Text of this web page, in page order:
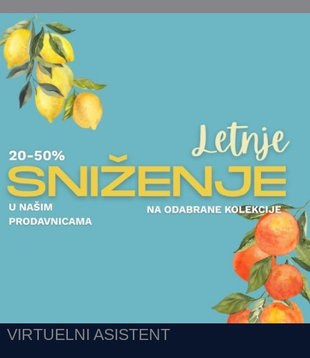
POGLEDAJTE I DRUGE PROIZVODE OVOG BRENDA
2.313,00RSD
ČAJNICI
ČAJNIK
17.750,00RSD
POGLEDAJTE
VIRTUELNI ASISTENT